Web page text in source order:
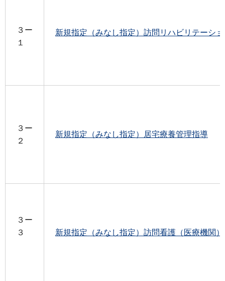
３ー
１
新規指定（みなし指定）訪問リハビリテーシ
３ー
２
新規指定（みなし指定）居宅療養管理指導
３ー
３
新規指定（みなし指定）訪問看護（医療機関）